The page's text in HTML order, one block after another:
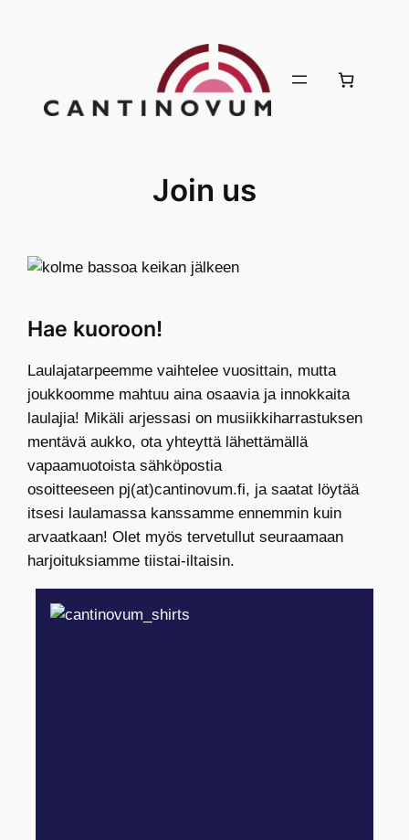
Join us
Hae kuoroon!
Laulajatarpeemme vaihtelee vuosittain, mutta
joukkoomme mahtuu aina osaavia ja innokkaita
laulajia! Mikäli arjessasi on musiikkiharrastuksen
mentävä aukko, ota yhteyttä lähettämällä
vapaamuotoista sähköpostia
osoitteeseen pj(at)cantinovum.fi, ja saatat löytää
itsesi laulamassa kanssamme ennemmin kuin
arvaatkaan! Olet myös tervetullut seuraamaan
harjoituksiamme tiistai-iltaisin.